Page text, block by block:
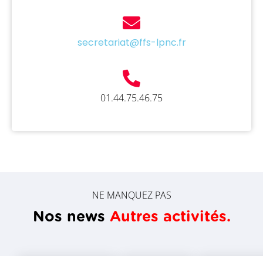
secretariat@ffs-lpnc.fr
01.44.75.46.75
NE MANQUEZ PAS
Nos news Autres activités.